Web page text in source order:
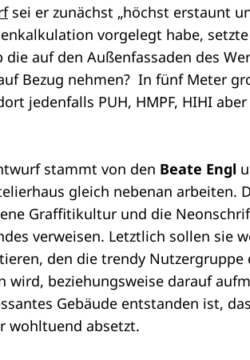
sei er zunächst „höchst erstaunt
vorgelegt habe,
auf den Außenfassaden des
Bezug nehmen? In fünf Meter
jedenfalls PUH, HMPF, HIHI
stammt von den Beate Engl
gleich nebenan arbeiten.
Graffitikultur und die
verweisen. Letztlich sollen sie
den die trendy Nutzergruppe
wird, beziehungsweise darauf
Gebäude entstanden ist,
wohltuend absetzt.